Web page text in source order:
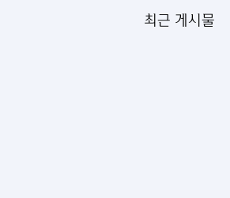
최근 게시물